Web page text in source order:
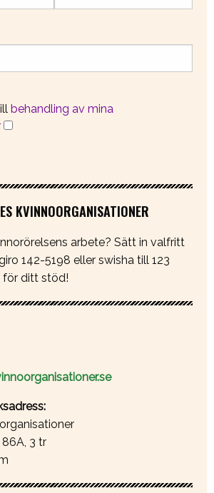
behandling av mina
KVINNOORGANISATIONER
arbete? Sätt in valfritt
142-5198 eller swisha till 123
för ditt stöd!
3 tr